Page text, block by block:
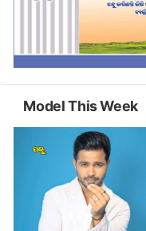
Model This Week